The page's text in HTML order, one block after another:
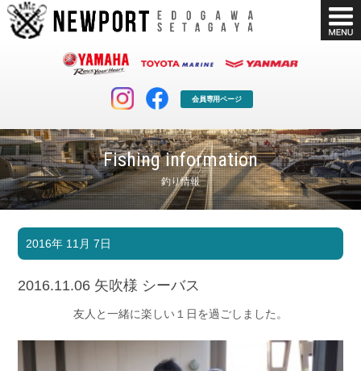
会員専用ページ
Fishing information
釣り情報
マリンクラブ
マリンライフを堪能したい！
ボート販売
ボート免許
長年の実績と信頼！
Blog
2016年 11月 7日
2016.11.06 矢吹様 シーバス
友人と一緒に楽しい１日を過ごしました。